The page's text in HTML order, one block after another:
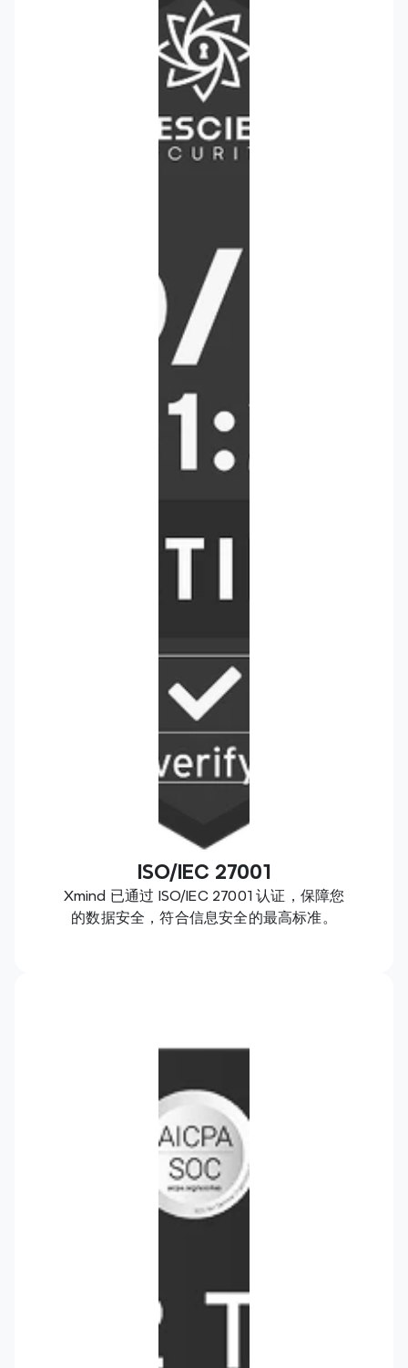
ISO/IEC 27001
Xmind 已通过 ISO/IEC 27001 认证，保障您
的数据安全，符合信息安全的最高标准。